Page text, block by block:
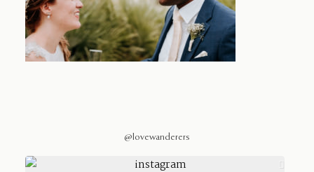
@lovewanderers
Sobre Nosotros